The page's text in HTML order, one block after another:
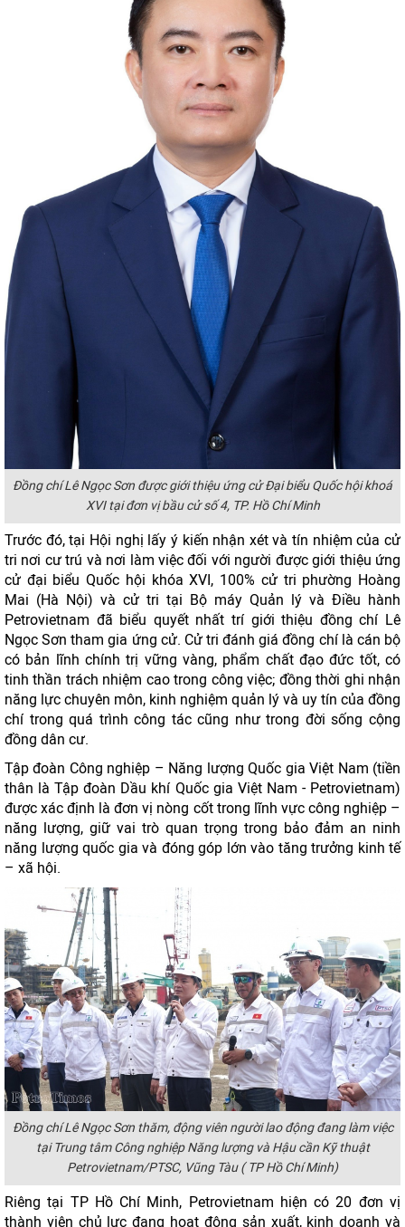
Đồng chí Lê Ngọc Sơn được giới thiệu ứng cử Đại biểu Quốc hội khoá
XVI tại đơn vị bầu cử số 4, TP. Hồ Chí Minh
Trước đó, tại Hội nghị lấy ý kiến nhận xét và tín nhiệm của cử
tri nơi cư trú và nơi làm việc đối với người được giới thiệu ứng
cử đại biểu Quốc hội khóa XVI, 100% cử tri phường Hoàng
Mai (Hà Nội) và cử tri tại Bộ máy Quản lý và Điều hành
Petrovietnam đã biểu quyết nhất trí giới thiệu đồng chí Lê
Ngọc Sơn tham gia ứng cử. Cử tri đánh giá đồng chí là cán bộ
có bản lĩnh chính trị vững vàng, phẩm chất đạo đức tốt, có
tinh thần trách nhiệm cao trong công việc; đồng thời ghi nhận
năng lực chuyên môn, kinh nghiệm quản lý và uy tín của đồng
chí trong quá trình công tác cũng như trong đời sống cộng
đồng dân cư.
Tập đoàn Công nghiệp – Năng lượng Quốc gia Việt Nam (tiền
thân là Tập đoàn Dầu khí Quốc gia Việt Nam - Petrovietnam)
được xác định là đơn vị nòng cốt trong lĩnh vực công nghiệp –
năng lượng, giữ vai trò quan trọng trong bảo đảm an ninh
năng lượng quốc gia và đóng góp lớn vào tăng trưởng kinh tế
– xã hội.
Đồng chí Lê Ngọc Sơn thăm, động viên người lao động đang làm việc
tại Trung tâm Công nghiệp Năng lượng và Hậu cần Kỹ thuật
Petrovietnam/PTSC, Vũng Tàu ( TP Hồ Chí Minh)
Riêng tại TP Hồ Chí Minh, Petrovietnam hiện có 20 đơn vị
thành viên chủ lực đang hoạt động sản xuất, kinh doanh và